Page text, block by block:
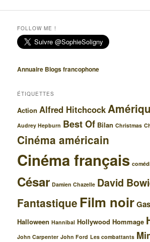
FOLLOW ME !
Annuaire Blogs francophone
ÉTIQUETTES
Action Alfred Hitchcock
Audrey Hepburn Best Of Bilan Christmas
Cinéma américain
Cinéma français
César Damien Chazelle David
Fantastique Film noir
Halloween Hannibal Hollywood Hommage
John Carpenter John Ford Les combattants